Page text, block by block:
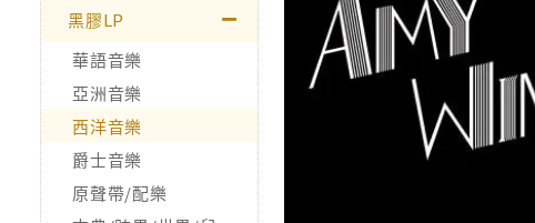
黑膠LP
華語音樂
亞洲音樂
西洋音樂
爵士音樂
原聲帶/配樂